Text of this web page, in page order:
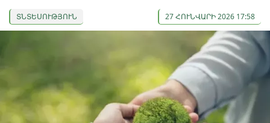
ՏՆՏԵՍՈՒԹՅՈՒՆ 27 ՀՈՒՆՎԱՐԻ 2026 17:58